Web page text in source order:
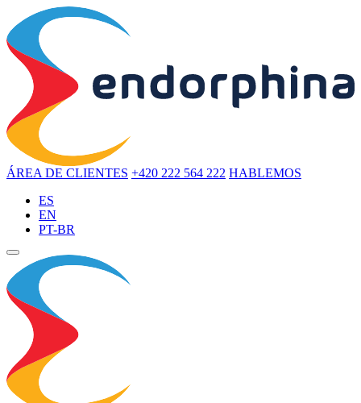
ÁREA DE CLIENTES +420 222 564 222 HABLEMOS
ES
EN
PT-BR